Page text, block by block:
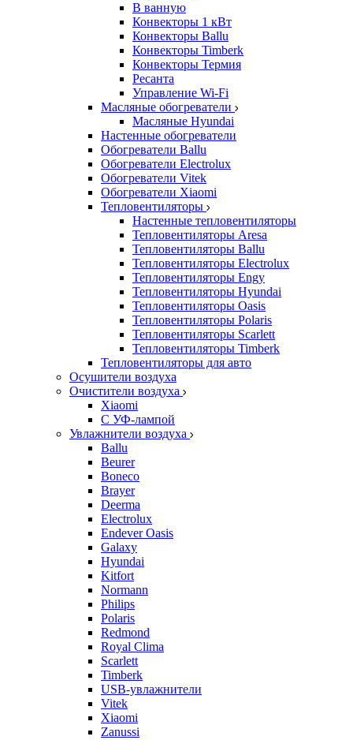
В ванную
Конвекторы 1 кВт
Конвекторы Ballu
Конвекторы Timberk
Конвекторы Термия
Ресанта
Управление Wi-Fi
Масляные обогреватели
Масляные Hyundai
Настенные обогреватели
Обогреватели Ballu
Обогреватели Electrolux
Обогреватели Vitek
Обогреватели Xiaomi
Тепловентиляторы
Настенные тепловентиляторы
Тепловентиляторы Aresa
Тепловентиляторы Ballu
Тепловентиляторы Electrolux
Тепловентиляторы Engy
Тепловентиляторы Hyundai
Тепловентиляторы Oasis
Тепловентиляторы Polaris
Тепловентиляторы Scarlett
Тепловентиляторы Timberk
Тепловентиляторы для авто
Осушители воздуха
Очистители воздуха
Xiaomi
С УФ-лампой
Увлажнители воздуха
Ballu
Beurer
Boneco
Brayer
Deerma
Electrolux
Endever Oasis
Galaxy
Hyundai
Kitfort
Normann
Philips
Polaris
Redmond
Royal Clima
Scarlett
Timberk
USB-увлажнители
Vitek
Xiaomi
Zanussi